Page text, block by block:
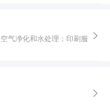
气净化和水处理；印刷服